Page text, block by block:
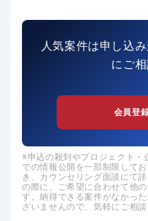
人気案件は申し込
にご
会員登
申込の殺到やプロジェクト・
での情報公開を一部制限して
き、カウンセリング面談にて
の際に、ご希望に合わせて他
す。納得できる案件がなかっ
ざいませんので、気軽にご相談